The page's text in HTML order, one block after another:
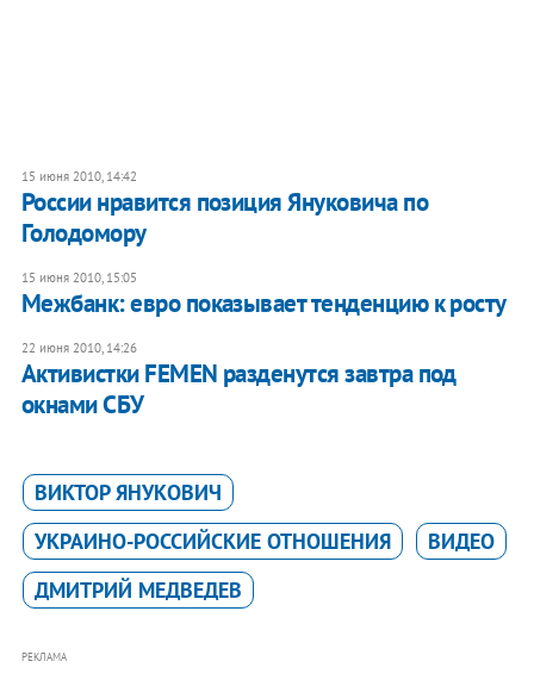
15 июня 2010, 14:42
России нравится позиция Януковича по
Голодомору
15 июня 2010, 15:05
Межбанк: евро показывает тенденцию к росту
22 июня 2010, 14:26
Активистки FEMEN разденутся завтра под
окнами СБУ
ВИКТОР ЯНУКОВИЧ
УКРАИНО-РОССИЙСКИЕ ОТНОШЕНИЯ
ВИДЕО
ДМИТРИЙ МЕДВЕДЕВ
РЕКЛАМА